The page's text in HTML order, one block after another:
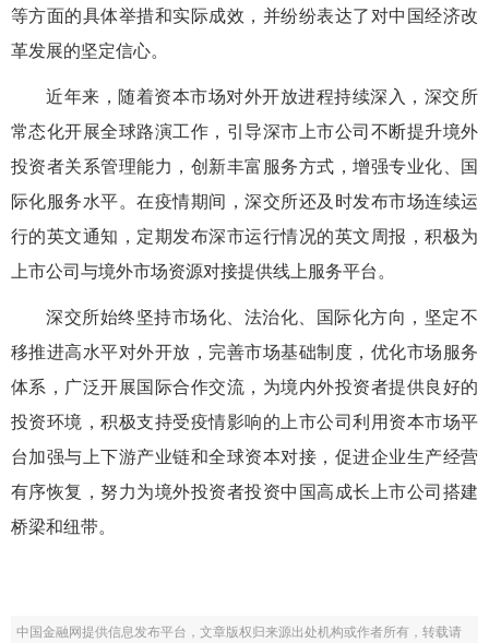
等方面的具体举措和实际成效，并纷纷表达了对中国经济改
革发展的坚定信心。
近年来，随着资本市场对外开放进程持续深入，深交所
常态化开展全球路演工作，引导深市上市公司不断提升境外
投资者关系管理能力，创新丰富服务方式，增强专业化、国
际化服务水平。在疫情期间，深交所还及时发布市场连续运
行的英文通知，定期发布深市运行情况的英文周报，积极为
上市公司与境外市场资源对接提供线上服务平台。
深交所始终坚持市场化、法治化、国际化方向，坚定不
移推进高水平对外开放，完善市场基础制度，优化市场服务
体系，广泛开展国际合作交流，为境内外投资者提供良好的
投资环境，积极支持受疫情影响的上市公司利用资本市场平
台加强与上下游产业链和全球资本对接，促进企业生产经营
有序恢复，努力为境外投资者投资中国高成长上市公司搭建
桥梁和纽带。
中国金融网提供信息发布平台，文章版权归来源出处机构或作者所有，转载请